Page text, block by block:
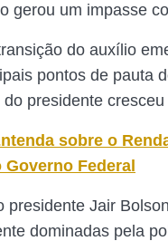
gerou um impasse
do auxílio
pontos de pauta
presidente
sobre o
Federal
presidente Jair
dominadas pela